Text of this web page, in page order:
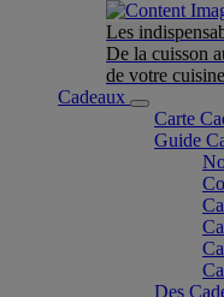
Les
De la cuisson
de votre
Cadeaux
Carte
Guide
Des